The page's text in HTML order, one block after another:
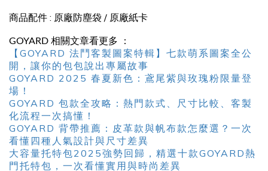
商品配件 : 原廠防塵袋 / 原廠紙卡
GOYARD 相關文章看更多 ：
【GOYARD 法鬥客製圖案特輯】七款萌系圖案全公
開，讓你的包包說出專屬故事
GOYARD 2025 春夏新色：鳶尾紫與玫瑰粉限量登
場！
GOYARD 包款全攻略：熱門款式、尺寸比較、客製
化流程一次搞懂！
GOYARD 背帶推薦：皮革款與帆布款怎麼選？一次
看懂四種人氣設計與尺寸差異
大容量托特包2025強勢回歸，精選十款GOYARD熱
門托特包，一次看懂實用與時尚差異